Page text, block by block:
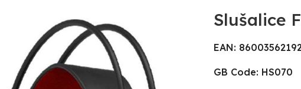
Slušalice
EAN:
GB Code: HS070